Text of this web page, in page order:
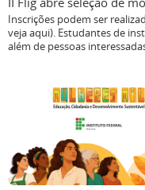
Inscrições podem ser
veja aqui). Estudantes de
além de pessoas